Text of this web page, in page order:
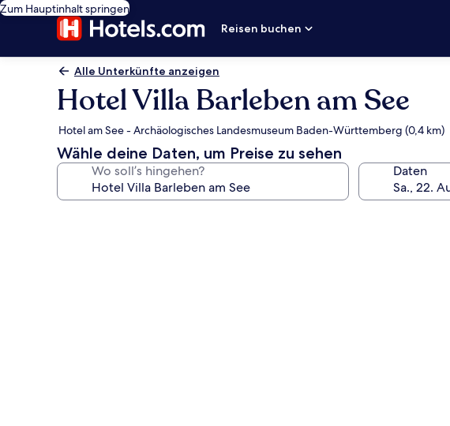
Zum Hauptinhalt springen
Reisen buchen
Alle Unterkünfte anzeigen
Hotel Villa Barleben am See
Hotel am See - Archäologisches Landesmuseum Baden-Württemberg (0,4 km)
Wähle deine Daten, um Preise zu sehen
Wo soll’s hingehen? Daten